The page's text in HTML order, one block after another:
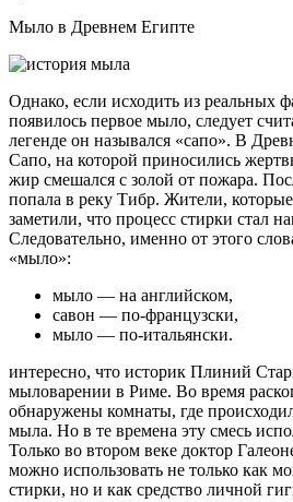
Мыло в Древнем Египте
Однако, если исходить из реальных
появилось первое мыло, следует
легенде он назывался «сапо». В
Сапо, на которой приносились
жир смешался с золой от пожара.
попала в реку Тибр. Жители,
заметили, что процесс стирки стал
Следовательно, именно от этого
«мыло»:
мыло — на английском,
савон — по-французски,
мыло — по-итальянски.
интересно, что историк Плиний
мыловарении в Риме. Во время
обнаружены комнаты, где
мыла. Но в те времена эту смесь
Только во втором веке доктор
можно использовать не только как
стирки, но и как средство личной